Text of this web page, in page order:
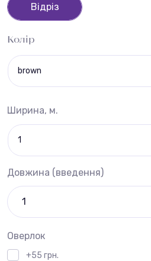
Відріз
Колір
brown
Ширина, м.
1
Довжина (введення)
Оверлок
+55 грн.